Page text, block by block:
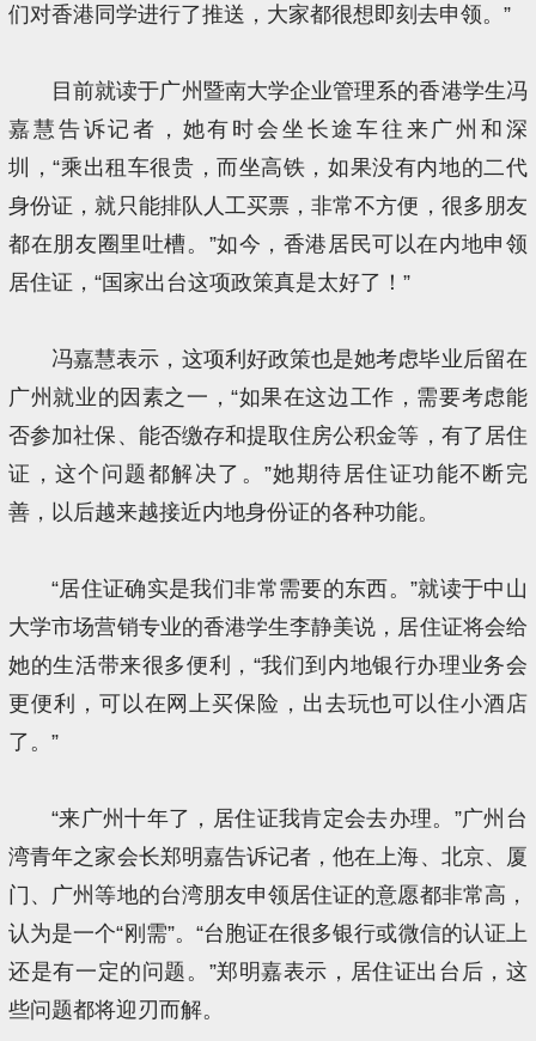
们对香港同学进行了推送，大家都很想即刻去申领。”
目前就读于广州暨南大学企业管理系的香港学生冯
嘉慧告诉记者，她有时会坐长途车往来广州和深
圳，“乘出租车很贵，而坐高铁，如果没有内地的二代
身份证，就只能排队人工买票，非常不方便，很多朋友
都在朋友圈里吐槽。”如今，香港居民可以在内地申领
居住证，“国家出台这项政策真是太好了！”
冯嘉慧表示，这项利好政策也是她考虑毕业后留在
广州就业的因素之一，“如果在这边工作，需要考虑能
否参加社保、能否缴存和提取住房公积金等，有了居住
证，这个问题都解决了。”她期待居住证功能不断完
善，以后越来越接近内地身份证的各种功能。
“居住证确实是我们非常需要的东西。”就读于中山
大学市场营销专业的香港学生李静美说，居住证将会给
她的生活带来很多便利，“我们到内地银行办理业务会
更便利，可以在网上买保险，出去玩也可以住小酒店
了。”
“来广州十年了，居住证我肯定会去办理。”广州台
湾青年之家会长郑明嘉告诉记者，他在上海、北京、厦
门、广州等地的台湾朋友申领居住证的意愿都非常高，
认为是一个“刚需”。“台胞证在很多银行或微信的认证上
还是有一定的问题。”郑明嘉表示，居住证出台后，这
些问题都将迎刃而解。